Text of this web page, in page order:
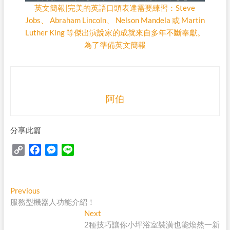
英文簡報|完美的英語口頭表達需要練習：Steve
Jobs、 Abraham Lincoln、 Nelson Mandela 或 Martin
Luther King 等傑出演說家的成就來自多年不斷奉獻。
為了準備英文簡報
阿伯
分享此篇
y
L
b
M
e
Post
navigation
PreviousPrevious
post:
服務型機器人功能介紹！
Next
post:
2種技巧讓你小坪浴室裝潢也能煥然一新